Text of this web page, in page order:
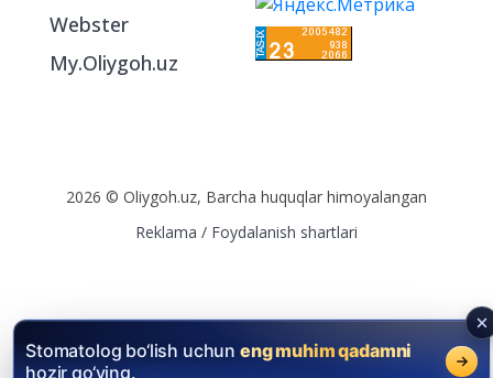
Webster
My.Oliygoh.uz
2026 © Oliygoh.uz, Barcha huquqlar himoyalangan
Reklama / Foydalanish shartlari
Stomatolog bo‘lish uchun eng muhim qadamni
hozir qo‘ying.